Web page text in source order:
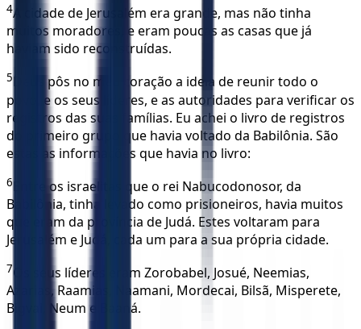
4A cidade de Jerusalém era grande, mas não tinha
muitos moradores, e eram poucas as casas que já
haviam sido reconstruídas.
5Deus pôs no meu coração a ideia de reunir todo o
povo, e os seus líderes, e as autoridades para verificar os
registros das suas famílias. Eu achei o livro de registros
do primeiro grupo que havia voltado da Babilônia. São
estas as informações que havia no livro:
6Entre os israelitas que o rei Nabucodonosor, da
Babilônia, tinha levado como prisioneiros, havia muitos
que eram da província de Judá. Estes voltaram para
Jerusalém e Judá, cada um para a sua própria cidade.
7Os seus líderes eram Zorobabel, Josué, Neemias,
Azarias, Raamias, Naamani, Mordecai, Bilsã, Misperete,
Bigvai, Neum e Baaná.